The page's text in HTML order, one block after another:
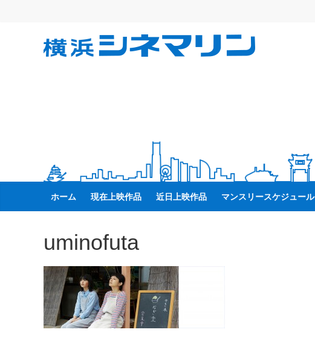
横
ネ
マ
ン
観
た
い
映
ホーム 現在上映作品 近日上映作品 マンスリースケジュール
uminofuta